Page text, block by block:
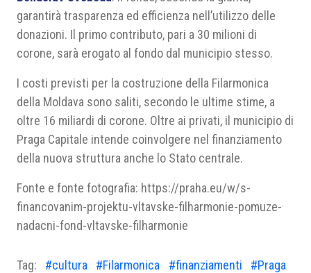
garantirà trasparenza ed efficienza nell’utilizzo delle
donazioni. Il primo contributo, pari a 30 milioni di
corone, sarà erogato al fondo dal municipio stesso.
I costi previsti per la costruzione della Filarmonica
della Moldava sono saliti, secondo le ultime stime, a
oltre 16 miliardi di corone. Oltre ai privati, il municipio di
Praga Capitale intende coinvolgere nel finanziamento
della nuova struttura anche lo Stato centrale.
Fonte e fonte fotografia: https://praha.eu/w/s-
financovanim-projektu-vltavske-filharmonie-pomuze-
nadacni-fond-vltavske-filharmonie
Tag: #cultura
#Filarmonica
#finanziamenti #Praga